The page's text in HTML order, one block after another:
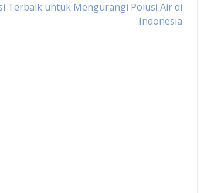
Terbaik untuk Mengurangi Polusi Air di
Indonesia